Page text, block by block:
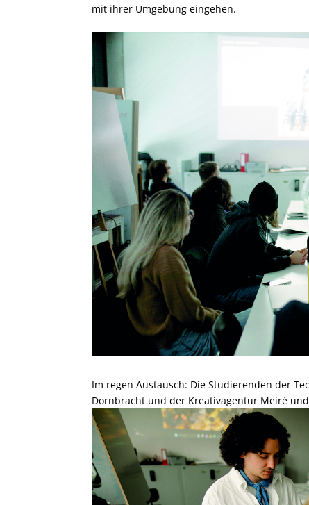
mit ihrer Umgebung eingehen.
Im regen Austausch: Die Studierenden der
Dornbracht und der Kreativagentur Meiré